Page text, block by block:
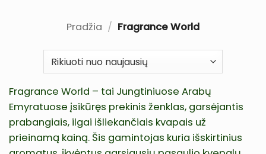
Pradžia / Fragrance World
Fragrance World – tai Jungtiniuose Arabų
Emyratuose įsikūręs prekinis ženklas, garsėjantis
prabangiais, ilgai išliekančiais kvapais už
prieinamą kainą. Šis gamintojas kuria išskirtinius